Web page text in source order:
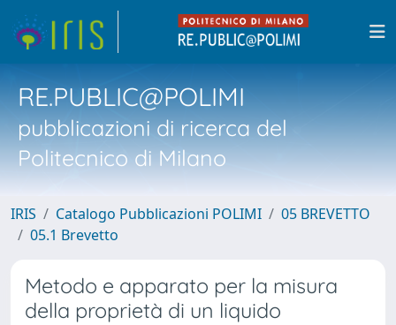
RE.PUBLIC@POLIMI
pubblicazioni di ricerca del
Politecnico di Milano
IRIS Catalogo Pubblicazioni POLIMI
05 BREVETTO
05.1 Brevetto
Metodo e apparato per la misura
della proprietà di un liquido